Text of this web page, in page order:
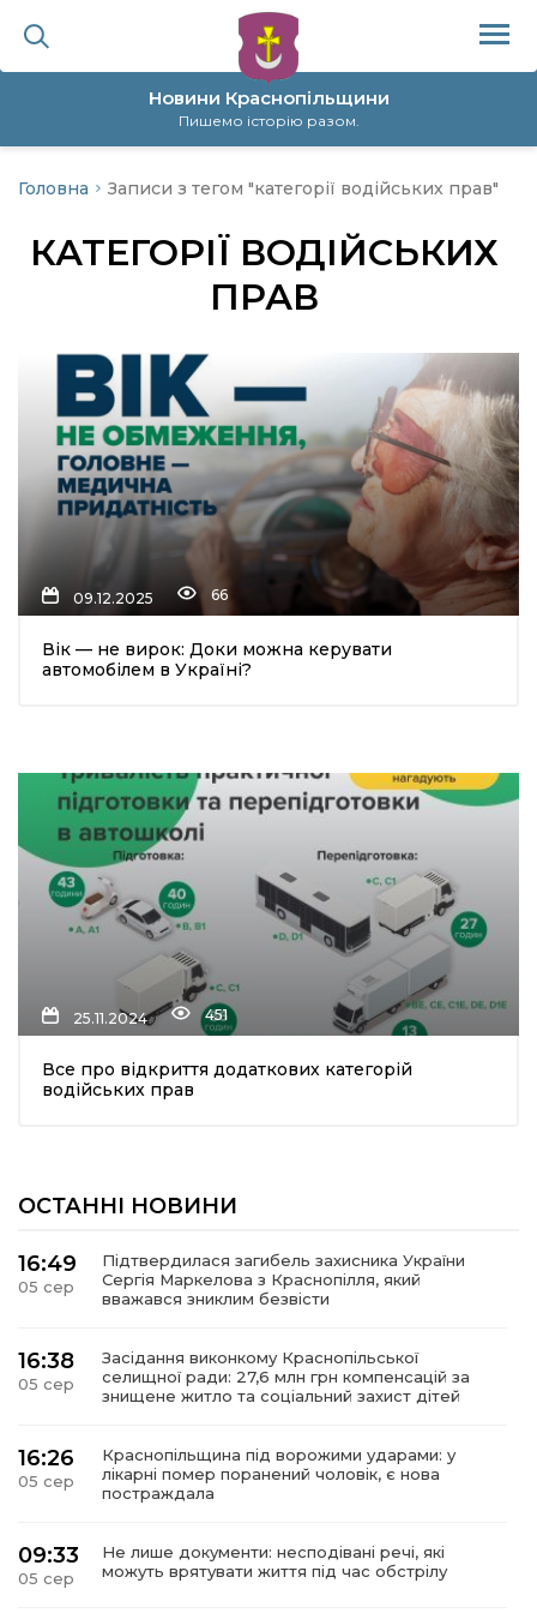
Новини Краснопільщини
Пишемо історію разом.
політика
Головна Записи з тегом "категорії водійських прав"
КАТЕГОРІЇ ВОДІЙСЬКИХ
ПРАВ
09.12.2025 66
Вік — не вирок: Доки можна керувати
автомобілем в Україні?
25.11.2024 451
Все про відкриття додаткових категорій
водійських прав
ОСТАННІ НОВИНИ
16:49
05 сер
Підтвердилася загибель захисника України
Сергія Маркелова з Краснопілля, який
вважався зниклим безвісти
16:38
05 сер
Засідання виконкому Краснопільської
селищної ради: 27,6 млн грн компенсацій за
знищене житло та соціальний захист дітей
16:26
05 сер
Краснопільщина під ворожими ударами: у
лікарні помер поранений чоловік, є нова
постраждала
09:33
05 сер
Не лише документи: несподівані речі, які
можуть врятувати життя під час обстрілу